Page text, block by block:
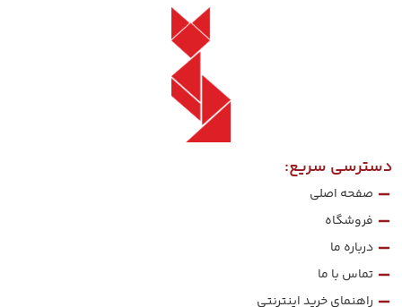
دسترسی سریع:
صفحه اصلی
فروشگاه
درباره ما
تماس با ما
راهنمای خرید اینترنتی